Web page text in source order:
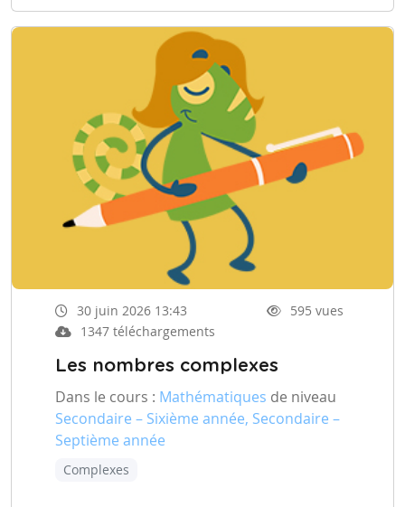
30 juin 2026 13:43
595 vues
1347 téléchargements
Les nombres complexes
Dans le cours : Mathématiques de niveau
Secondaire – Sixième année, Secondaire –
Septième année
Complexes